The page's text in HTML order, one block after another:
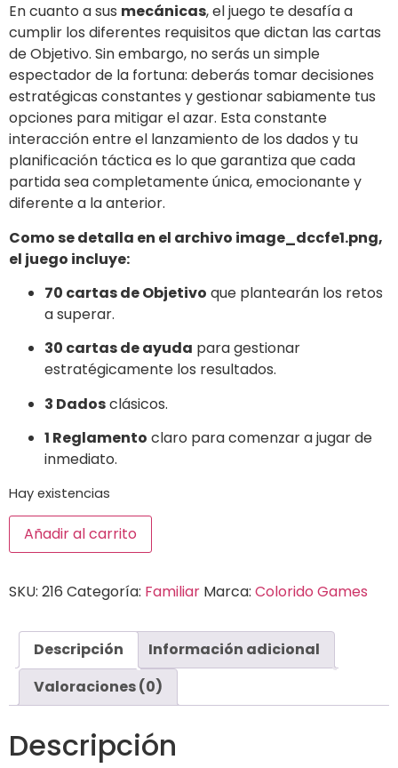
En cuanto a sus mecánicas, el juego te desafía a
cumplir los diferentes requisitos que dictan las cartas
de Objetivo. Sin embargo, no serás un simple
espectador de la fortuna: deberás tomar decisiones
estratégicas constantes y gestionar sabiamente tus
opciones para mitigar el azar. Esta constante
interacción entre el lanzamiento de los dados y tu
planificación táctica es lo que garantiza que cada
partida sea completamente única, emocionante y
diferente a la anterior.
Como se detalla en el archivo image_dccfe1.png,
el juego incluye:
70 cartas de Objetivo que plantearán los retos
a superar.
30 cartas de ayuda para gestionar
estratégicamente los resultados.
3 Dadosclásicos.
1 Reglamento claro para comenzar a jugar de
inmediato.
Hay existencias
Añadir al carrito
SKU: 216 Categoría: Familiar Marca: Colorido Games
Descripción
Información adicional
Valoraciones (0)
Descripción